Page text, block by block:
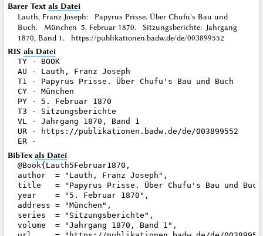
Barer Text als Datei
Lauth, Franz Joseph: Papyrus Prisse. Über Chufu's Bau und
Buch. München 5. Februar 1870. Sitzungsberichte: Jahrgang
1870, Band 1. https://publikationen.badw.de/de/003899552
RIS als Datei
TY - BOOK
AU - Lauth, Franz Joseph
T1 - Papyrus Prisse. Über Chufu's Bau und Buch
CY - München
PY - 5. Februar 1870
T3 - Sitzungsberichte
VL - Jahrgang 1870, Band 1
UR - https://publikationen.badw.de/de/003899552
BibTex als Datei
@Book{Lauth5Februar1870,
author  = "Lauth, Franz Joseph",
title   = "Papyrus Prisse. Über Chufu's Bau und
year    = "5. Februar 1870",
address = "München",
series  = "Sitzungsberichte",
volume  = "Jahrgang 1870, Band 1",